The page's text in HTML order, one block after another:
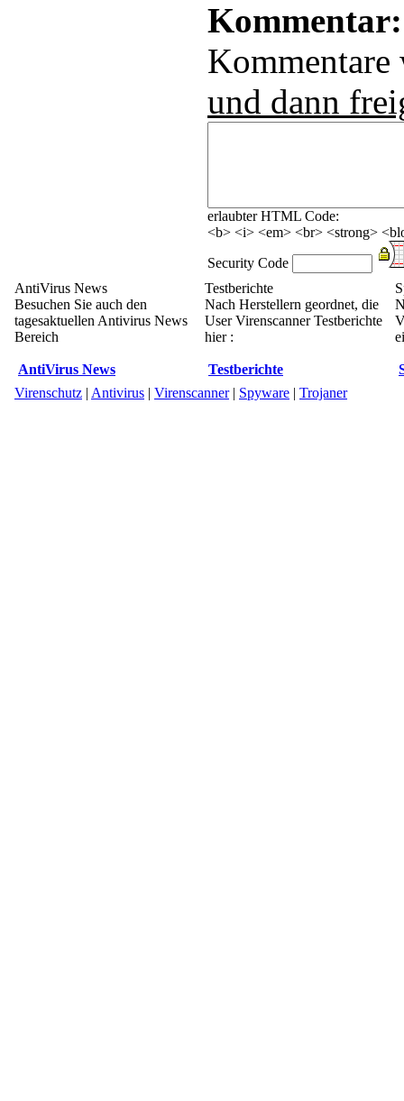
Kommentar:
und dann
erlaubter HTML Code:
<b> <i> <em> <br> <strong>
Security Code
AntiVirus News
Besuchen Sie auch den
tagesaktuellen Antivirus News
Bereich
AntiVirus News
Testberichte
Nach Herstellern geordnet, die
User Virenscanner Testberichte
hier :
Testberichte
Virenschutz | Antivirus | Virenscanner| Spyware | Trojaner